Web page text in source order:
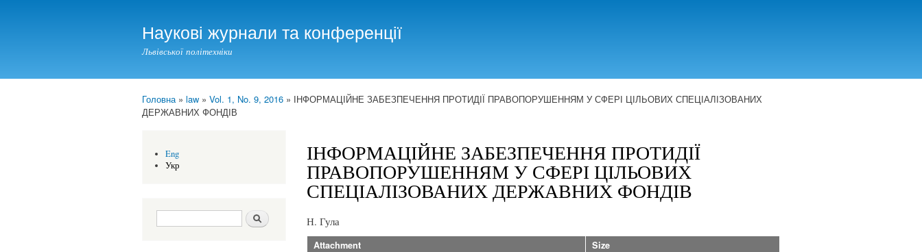
Наукові журнали та конференції
Львівської політехніки
You are here
Головна» law » Vol. 1, No. 9, 2016 » ІНФОРМАЦІЙНЕ ЗАБЕЗПЕЧЕННЯ ПРОТИДІЇ ПРАВОПОРУШЕННЯМ У СФЕРІ ЦІЛЬОВИХ СПЕЦІАЛІЗОВАНИХ
ДЕРЖАВНИХ ФОНДІВ
Eng
Укр
Search form Шукати
ІНФОРМАЦІЙНЕ ЗАБЕЗПЕЧЕННЯ ПРОТИДІЇ
ПРАВОПОРУШЕННЯМ У СФЕРІ ЦІЛЬОВИХ
СПЕЦІАЛІЗОВАНИХ ДЕРЖАВНИХ ФОНДІВ
Н. Гула
Attachment Size